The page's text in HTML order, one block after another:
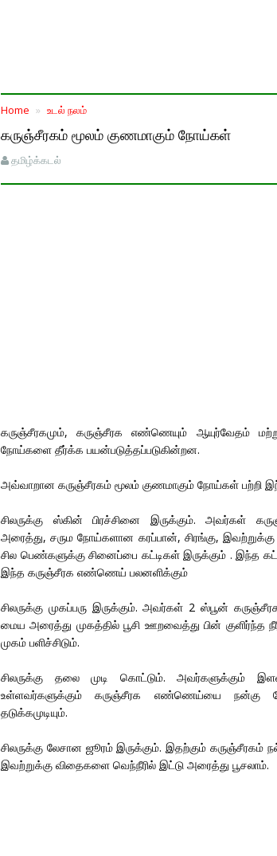
Home உடல் நலம்
கருஞ்சீரகம் மூலம் குணமாகும் நோய்கள்
தமிழ்க்கடல்
கருஞ்சீரகமும், கருஞ்சீரக எண்ணெயும் ஆயுர்வேதம்
நோய்களை தீர்க்க பயன்படுத்தப்படுகின்றன.
அவ்வாறான கருஞ்சீரகம் மூலம் குணமாகும் நோய்கள் பற்றி
சிலருக்கு ஸ்கின் பிரச்சினை இருக்கும். அவர்கள்
அரைத்து, சரும நோய்களான கரப்பான், சிரங்கு,
சில பெண்களுக்கு சினைப்பை கட்டிகள் இருக்கும் . இந்த
இந்த கருஞ்சீரக எண்ணெய் பலனளிக்கும்
சிலருக்கு முகப்பரு இருக்கும். அவர்கள் 2 ஸ்பூன்
மைய அரைத்து முகத்தில் பூசி ஊறவைத்து பின் குளிர்ந்த
முகம் பளிச்சிடும்.
சிலருக்கு தலை முடி கொட்டும். அவர்களுக்கும்
உள்ளவர்களுக்கும் கருஞ்சீரக எண்ணெய்யை நன்கு
தடுக்கமுடியும்.
சிலருக்கு லேசான ஜூரம் இருக்கும். இதற்கும் கருஞ்சீரகம்
இவற்றுக்கு விதைகளை வெந்நீரில் இட்டு அரைத்து பூசலாம்.